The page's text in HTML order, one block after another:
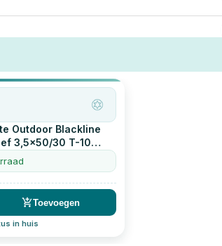
Outdoor Blackline
3,5x50/30 T-10
Toevoegen
in huis